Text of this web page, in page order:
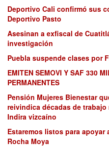
Deportivo Cali confirmó sus
Deportivo Pasto
Asesinan a exfiscal de
investigación
Puebla suspende clases por
EMITEN SEMOVI Y SAF 330
PERMANENTES
Pensión Mujeres Bienestar
reivindica décadas de
Indira vizcaíno
Estaremos listos para
Rocha Moya